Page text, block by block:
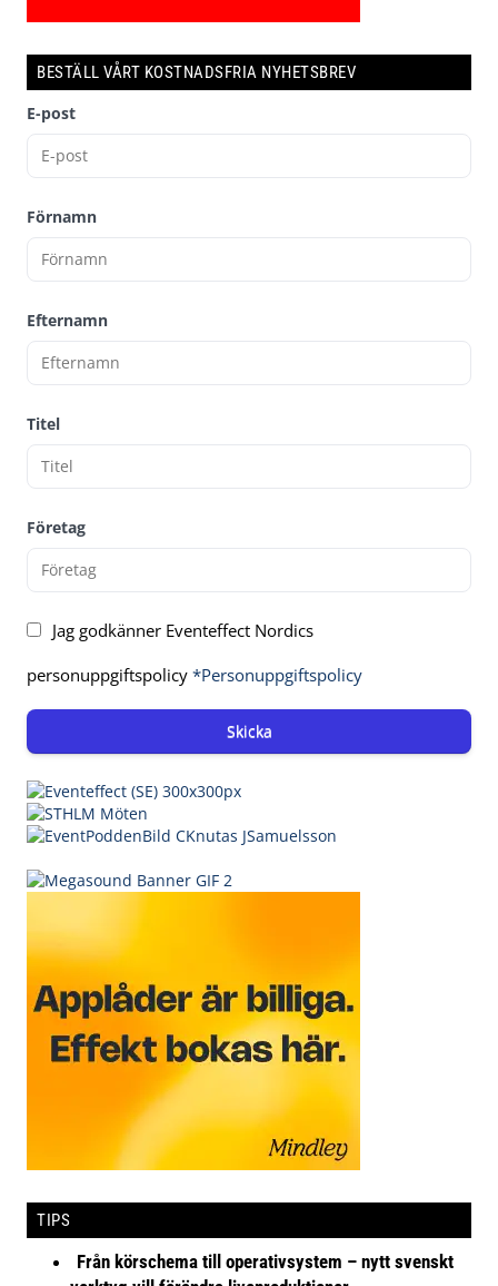
BESTÄLL VÅRT KOSTNADSFRIA NYHETSBREV
E-post
Förnamn
Efternamn
Titel
Företag
Jag godkänner Eventeffect Nordics
personuppgiftspolicy *Personuppgiftspolicy
Skicka
TIPS
Från körschema till operativsystem – nytt svenskt